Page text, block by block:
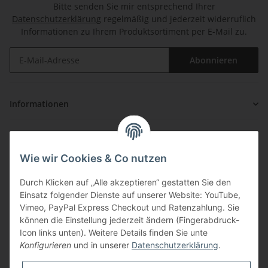
Bitte senden Sie mir entsprechend Ihrer
Datenschutzerklärung regelmäßig und jederzeit widerruflich
Informationen zu Ihrem Produktsortiment per E-Mail zu.
Abonnieren
Informationen
Über uns
Wie wir Cookies & Co nutzen
Durch Klicken auf „Alle akzeptieren“ gestatten Sie den
Einsatz folgender Dienste auf unserer Website: YouTube,
Vimeo, PayPal Express Checkout und Ratenzahlung. Sie
können die Einstellung jederzeit ändern (Fingerabdruck-
Icon links unten). Weitere Details finden Sie unte
Konfigurieren und in unserer Datenschutzerklärung.